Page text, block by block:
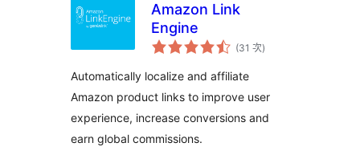
Amazon Link
Engine
(31 次評
分)
Automatically localize and affiliate
Amazon product links to improve user
experience, increase conversions and
earn global commissions.